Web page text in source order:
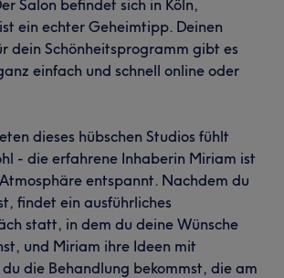
Salon befindet sich in Köln,
ein echter Geheimtipp. Deinen
dein Schönheitsprogramm gibt es
einfach und schnell online oder
dieses hübschen Studios fühlt
- die erfahrene Inhaberin Miriam ist
entspannt. Nachdem du
findet ein ausführliches
statt, in dem du deine Wünsche
und Miriam ihre Ideen mit
die Behandlung bekommst, die am